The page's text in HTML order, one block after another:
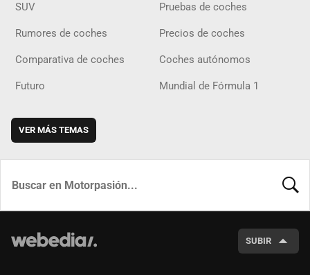
SUV Pruebas de coches
Rumores de coches Precios de coches
Comparativa de coches Coches autónomos
Futuro Mundial de Fórmula 1
VER MÁS TEMAS
SUBIR